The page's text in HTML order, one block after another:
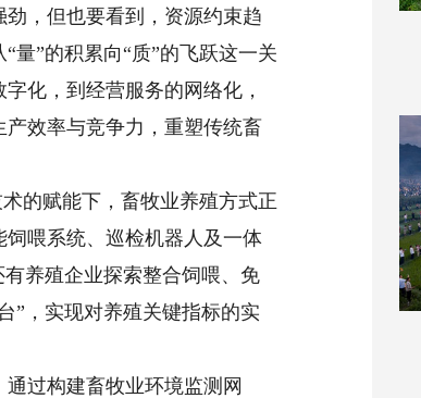
，但也要看到，资源约束趋
量”的积累向“质”的飞跃这一关
化，到经营服务的网络化，
效率与竞争力，重塑传统畜
的赋能下，畜牧业养殖方式正
喂系统、巡检机器人及一体
养殖企业探索整合饲喂、免
”，实现对养殖关键指标的实
过构建畜牧业环境监测网